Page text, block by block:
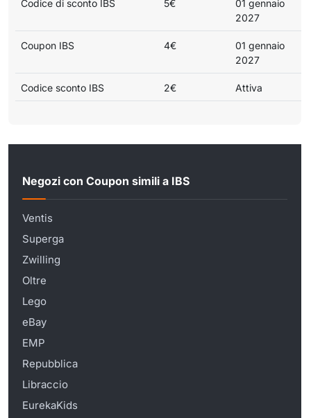
Codice di sconto IBS 5€
01 gennaio
2027
Coupon IBS 4€
01 gennaio
2027
Codice sconto IBS 2€ Attiva
Negozi con Coupon simili a IBS
Ventis
Superga
Zwilling
Oltre
Lego
eBay
EMP
Repubblica
Libraccio
EurekaKids